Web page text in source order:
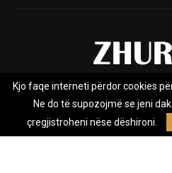
Rreth nesh Impresumi
Privacy
Zhurnal.mk është Agjenci e
Kjo faqe interneti përdor cookies
Ne do të supozojmë se jeni
çregjistroheni nëse dëshironi.